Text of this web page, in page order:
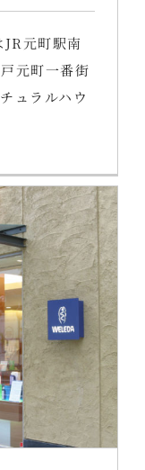
JR元町駅南
元町一番街
ュラルハウ